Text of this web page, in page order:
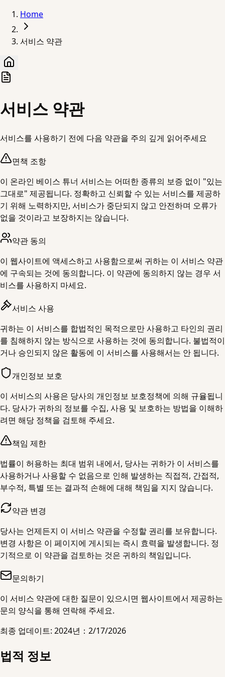
Home
서비스 약관
서비스 약관
서비스를 사용하기 전에 다음 약관을 주의 깊게 읽어주세요
면책 조항
이 온라인 베이스 튜너 서비스는 어떠한 종류의 보증 없이 "있는
그대로" 제공됩니다. 정확하고 신뢰할 수 있는 서비스를 제공하
기 위해 노력하지만, 서비스가 중단되지 않고 안전하며 오류가
없을 것이라고 보장하지는 않습니다.
약관 동의
이 웹사이트에 액세스하고 사용함으로써 귀하는 이 서비스 약관
에 구속되는 것에 동의합니다. 이 약관에 동의하지 않는 경우 서
비스를 사용하지 마세요.
서비스 사용
귀하는 이 서비스를 합법적인 목적으로만 사용하고 타인의 권리
를 침해하지 않는 방식으로 사용하는 것에 동의합니다. 불법적이
거나 승인되지 않은 활동에 이 서비스를 사용해서는 안 됩니다.
개인정보 보호
이 서비스의 사용은 당사의 개인정보 보호정책에 의해 규율됩니
다. 당사가 귀하의 정보를 수집, 사용 및 보호하는 방법을 이해하
려면 해당 정책을 검토해 주세요.
책임 제한
법률이 허용하는 최대 범위 내에서, 당사는 귀하가 이 서비스를
사용하거나 사용할 수 없음으로 인해 발생하는 직접적, 간접적,
부수적, 특별 또는 결과적 손해에 대해 책임을 지지 않습니다.
약관 변경
당사는 언제든지 이 서비스 약관을 수정할 권리를 보유합니다.
변경 사항은 이 페이지에 게시되는 즉시 효력을 발생합니다. 정
기적으로 이 약관을 검토하는 것은 귀하의 책임입니다.
문의하기
이 서비스 약관에 대한 질문이 있으시면 웹사이트에서 제공하는
문의 양식을 통해 연락해 주세요.
최종 업데이트: 2024년 ： 2/17/2026
법적 정보